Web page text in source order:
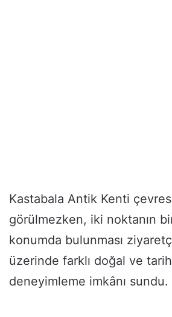
Kastabala Antik Kenti
görülmezken, iki noktanın
konumda bulunması
üzerinde farklı doğal ve
deneyimleme imkânı sundu.